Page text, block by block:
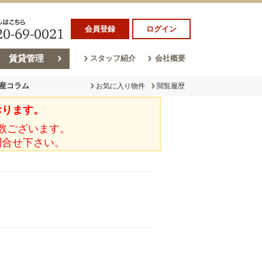
会員登録 ログイン
賃貸管理 スタッフ紹介 会社概要
コラム
ム
お気に入り物件 閲覧履歴
ます。
ざいます。
せ下さい。